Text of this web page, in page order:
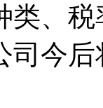
类、
司今